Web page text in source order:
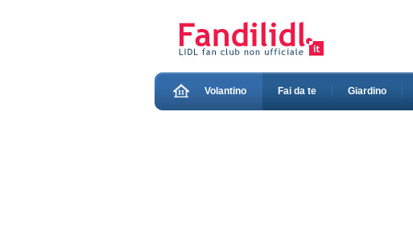
Volantino Fai da te Giardino